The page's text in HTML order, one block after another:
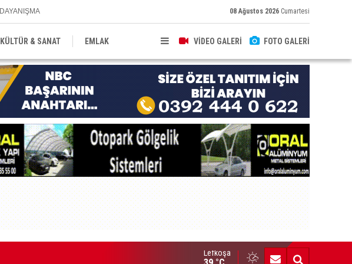
DAYANIŞMA 08 Ağustos 2026 Cumartesi
VİDEO GALERİ FOTO GALERİ
KÜLTÜR & SANAT EMLAK
SEKTÖR
Kaldırıma düşen scooter sürücüsü yaralandı
Lefkoşa